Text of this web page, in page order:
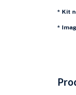
* Kit
*